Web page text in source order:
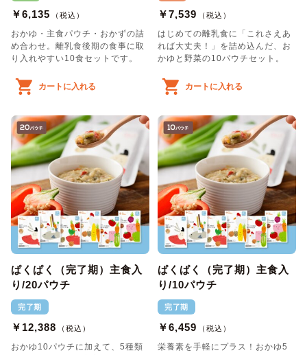
￥6,135 （税込）
おかゆ・主食パウチ・おかずの詰
め合わせ。離乳食後期の食事に取
り入れやすい10食セットです。
カートに入れる
￥7,539 （税込）
はじめての離乳食に「これさえあ
れば大丈夫！」を詰め込んだ、お
かゆと野菜の10パウチセット。
カートに入れる
ぱくぱく（完了期）主食入
り/20パウチ
完了期
￥12,388 （税込）
おかゆ10パウチに加えて、5種類
ぱくぱく（完了期）主食入
り/10パウチ
完了期
￥6,459 （税込）
栄養素を手軽にプラス！おかゆ5